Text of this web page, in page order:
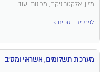
מזון, אלקטרוניקה, מכונות ועוד.
לפרטים נוספים >
מערכת תשלומים, אשראי ומס"ב